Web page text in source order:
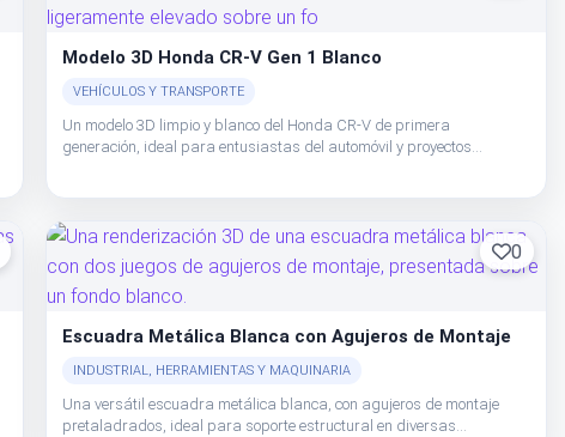
Modelo 3D Honda CR-V Gen 1 Blanco
VEHÍCULOS Y TRANSPORTE
Un modelo 3D limpio y blanco del Honda CR-V de primera
generación, ideal para entusiastas del automóvil y proyectos
0
Escuadra Metálica Blanca con Agujeros de Montaje
INDUSTRIAL, HERRAMIENTAS Y MAQUINARIA
Una versátil escuadra metálica blanca, con agujeros de montaje
pretaladrados, ideal para soporte estructural en diversas